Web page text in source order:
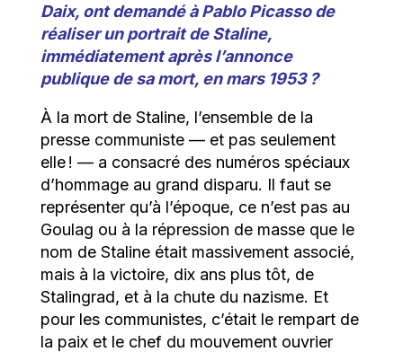
Daix, ont demandé à Pablo Picasso de
réaliser un portrait de Staline,
immédiatement après l’annonce
publique de sa mort, en mars 1953 ?
À la mort de Staline, l’ensemble de la
presse communiste — et pas seulement
elle ! — a consacré des numéros spéciaux
d’hommage au grand disparu. Il faut se
représenter qu’à l’époque, ce n’est pas au
Goulag ou à la répression de masse que le
nom de Staline était massivement associé,
mais à la victoire, dix ans plus tôt, de
Stalingrad, et à la chute du nazisme. Et
pour les communistes, c’était le rempart de
la paix et le chef du mouvement ouvrier